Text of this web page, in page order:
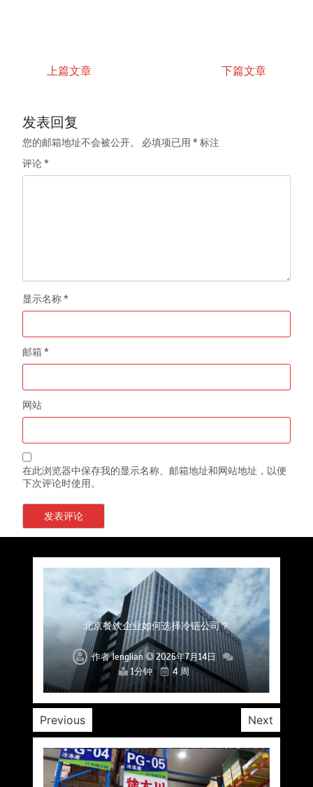
上篇文章 下篇文章
发表回复
您的邮箱地址不会被公开。 必填项已用*标注
评论*
显示名称*
邮箱*
网站
在此浏览器中保存我的显示名称、邮箱地址和网站地址，以便
下次评论时使用。
上海餐饮连锁加速，冷链配送如何破解冻品食材
流通难题？
作者lenglian
2026年7月14日
1分钟
4 周
杭州中央厨房布局餐饮连锁，冷链配送如何打通
关键一环
作者lenglian
2026年7月14日
1分钟
4 周
北京餐饮企业如何选择冷链公司？
作者lenglian
2026年7月14日
1分钟
4 周
深圳冷链物流如何护航餐饮连锁？冻品食材流通
全解析
作者lenglian
2026年7月14日
1分钟
4 周
北京餐饮仓配一体化的核心价值与落地实践解析
作者lenglian
2026年7月14日
1分钟
4 周
武汉冻品配送三要素：控温、时效、低成本如何
兼得？
作者lenglian
2026年7月14日
1分钟
4 周
重庆冷链布局解冻食材运输密码，餐饮连锁如何
稳控品质？
作者lenglian
2026年7月14日
1分钟
4 周
Previous Next